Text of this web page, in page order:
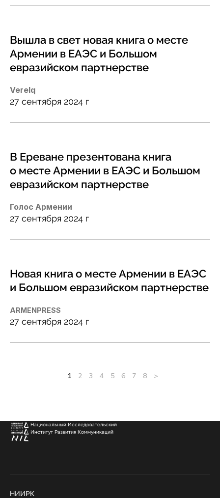
Вышла в свет новая книга о месте
Армении в ЕАЭС и Большом
евразийском партнерстве
Verelq
27 сентября 2024 г
В Ереване презентована книга
о месте Армении в ЕАЭС и Большом
евразийском партнерстве
Голос Армении
27 сентября 2024 г
Новая книга о месте Армении в ЕАЭС
и Большом евразийском партнерстве
ARMENPRESS
27 сентября 2024 г
1 2 3 4 5 6 7 8 >
Национальный Исследовательский
Институт Развития Коммуникаций
НИИРК